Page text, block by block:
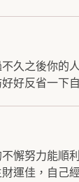
久之後你的
好反省一下
懈努力能順
運佳，自己